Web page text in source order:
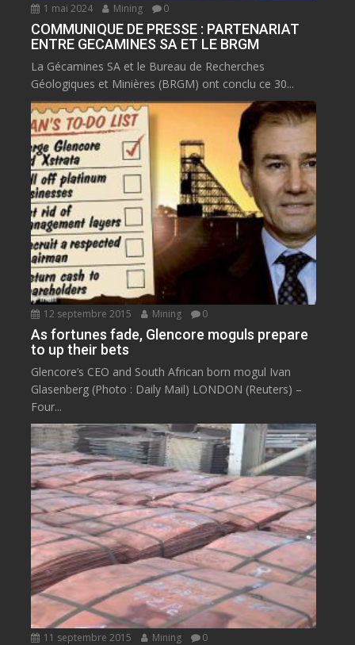
1 mai 2024 Mining 0
COMMUNIQUE DE PRESSE : PARTENARIAT
ENTRE GECAMINES SA ET LE BRGM
La Gécamines SA et le Bureau de Recherches
Géologiques et Minières (BRGM) ont conclu ce 30...
12 septembre 2015 Mining 0
As fortunes fade, Glencore moguls prepare
to up their bets
Glencore’s CEO and South African born mogul Ivan
Glasenberg (Photo : Daily Mail) LONDON (Reuters) –
Four...
11 septembre 2015 Mining 0